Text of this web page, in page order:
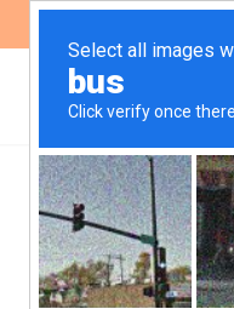
Informe